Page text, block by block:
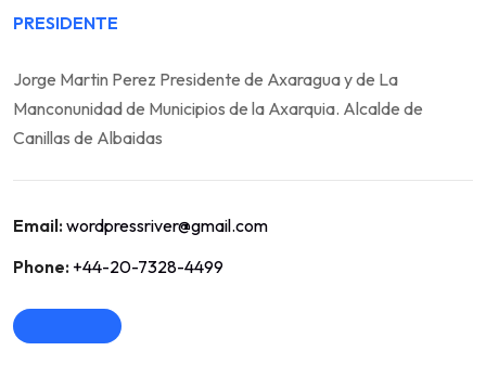
PRESIDENTE
Jorge Martin Perez Presidente de Axaragua y de La
Manconunidad de Municipios de la Axarquia. Alcalde de
Canillas de Albaidas
Email:wordpressriver@gmail.com
Phone: +44-20-7328-4499